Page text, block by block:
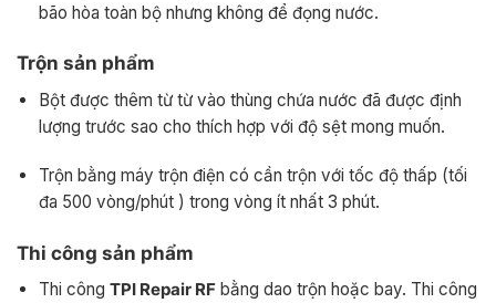
bão hòa toàn bộ nhưng không để đọng nước.
Trộn sản phẩm
Bột được thêm từ từ vào thùng chứa nước đã được định
lượng trước sao cho thích hợp với độ sệt mong muốn.
Trộn bằng máy trộn điện có cần trộn với tốc độ thấp (tối
đa 500 vòng/phút ) trong vòng ít nhất 3 phút.
Thi công sản phẩm
Thi công TPI Repair RFbằng dao trộn hoặc bay. Thi công